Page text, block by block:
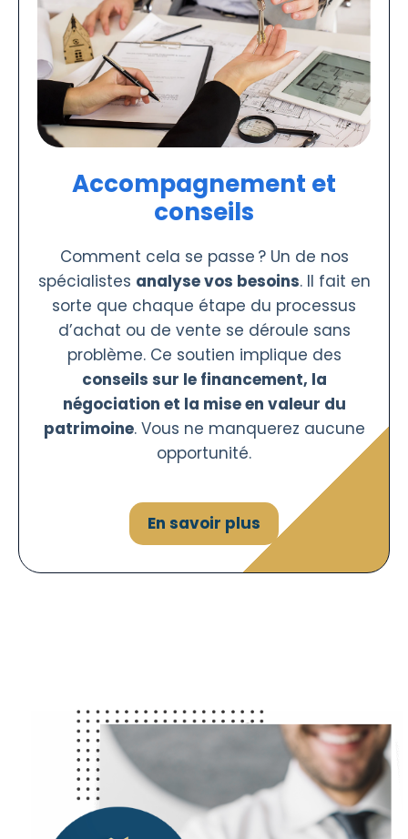
Accompagnement et
conseils
Comment cela se passe ? Un de nos
spécialistes analyse vos besoins. Il fait en
sorte que chaque étape du processus
d’achat ou de vente se déroule sans
problème. Ce soutien implique des
conseils sur le financement, la
négociation et la mise en valeur du
patrimoine. Vous ne manquerez aucune
opportunité.
En savoir plus